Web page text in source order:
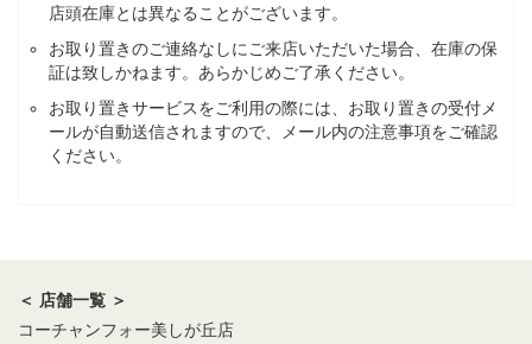
店頭在庫とは異なることがございます。
お取り置きのご連絡なしにご来店いただいた場合、在庫の保
証は致しかねます。あらかじめご了承ください。
お取り置きサービスをご利用の際には、お取り置きの受付メ
ールが自動送信されますので、メール内の注意事項をご確認
ください。
＜ 店舗一覧 ＞
コーチャンフォー美しが丘店